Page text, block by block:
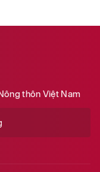
thôn Việt Nam